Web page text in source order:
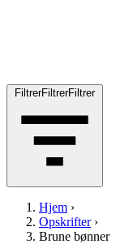
FiltrerFiltrer Filtrer
Hjem ›
Opskrifter›
Brune bønner